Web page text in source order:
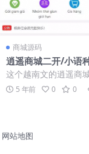
商城源码
逍遥商城二开/小语
似带马
这个越南文的逍遥商
集来的，但是他在不
现加密的地方出现加
5 年前 0 0
网站地图